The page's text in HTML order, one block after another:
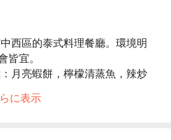
西區的泰式料理餐廳。環境明
宜。
月亮蝦餅，檸檬清蒸魚，辣炒
選擇豐富，價格親民，服務穩
に表示